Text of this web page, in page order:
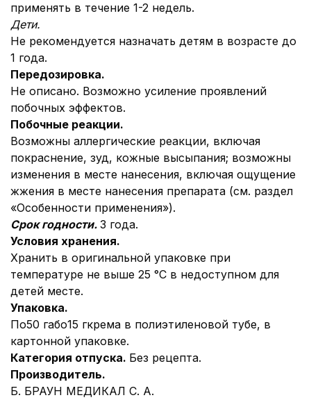
применять в течение 1-2 недель.
Дети.
Не рекомендуется назначать детям в возрасте до
1 года.
Передозировка.
Не описано. Возможно усиление проявлений
побочных эффектов.
Побочные реакции.
Возможны аллергические реакции, включая
покраснение, зуд, кожные высыпания; возможны
изменения в месте нанесения, включая ощущение
жжения в месте нанесения препарата (см. раздел
«Особенности применения»).
Срок годности. 3 года.
Условия хранения.
Хранить в оригинальной упаковке при
температуре не выше 25 °С в недоступном для
детей месте.
Упаковка.
По50 габо15 гкрема в полиэтиленовой тубе, в
картонной упаковке.
Категория отпуска. Без рецепта.
Производитель.
Б. БРАУН МЕДИКАЛ С. А.